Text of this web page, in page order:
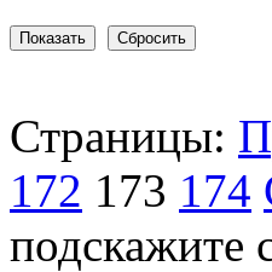
Страницы:
172 173 174
подскажите